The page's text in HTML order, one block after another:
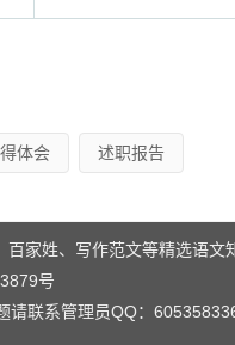
体会 述职报告
家姓、写作范文等精选语文
号
请联系管理员QQ：